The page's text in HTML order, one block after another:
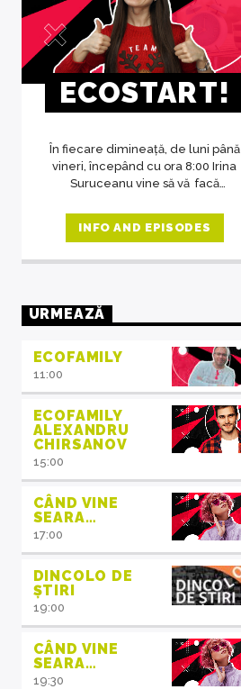
ECOSTART!
În fiecare dimineață, de luni până
vineri, începând cu ora 8:00 Irina
Suruceanu vine să vă facă
INFO AND EPISODES
URMEAZĂ
ECOFAMILY
11:00
ECOFAMILY
ALEXANDRU
CHIRSANOV
15:00
CÂND VINE
SEARA…
17:00
DINCOLO DE
ȘTIRI
19:00
CÂND VINE
SEARA…
19:30